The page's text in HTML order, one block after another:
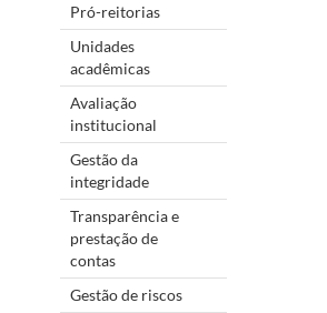
Pró-reitorias
Unidades
acadêmicas
Avaliação
institucional
Gestão da
integridade
Transparência e
prestação de
contas
Gestão de riscos